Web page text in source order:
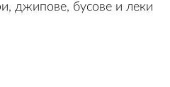
джипове, бусове и леки